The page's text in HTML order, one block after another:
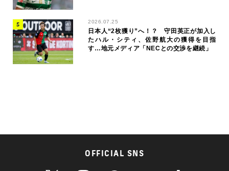
2026.07.25
日本人“2枚獲り”へ！？ 守田英正が加入し
たハル・シティ、佐野航大の獲得を目指
す…地元メディア「NECとの交渉を継続」
OFFICIAL SNS